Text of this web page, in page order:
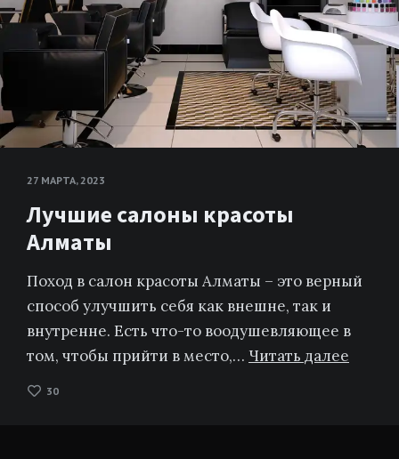
27 МАРТА, 2023
Лучшие салоны красоты
Алматы
Поход в салон красоты Алматы – это верный
способ улучшить себя как внешне, так и
внутренне. Есть что-то воодушевляющее в
том, чтобы прийти в место,… Читать далее
30